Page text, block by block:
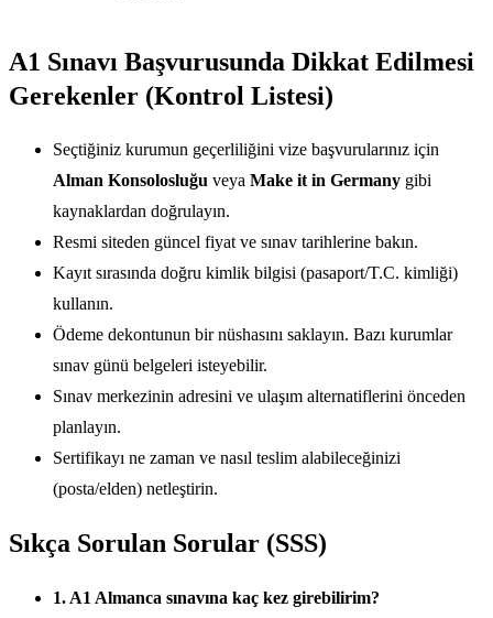
A1 Sınavı Başvurusunda Dikkat Edilmesi
Gerekenler (Kontrol Listesi)
Seçtiğiniz kurumun geçerliliğini vize başvurularınız için
Alman Konsolosluğu veya Make it in Germany gibi
kaynaklardan doğrulayın.
Resmi siteden güncel fiyat ve sınav tarihlerine bakın.
Kayıt sırasında doğru kimlik bilgisi (pasaport/T.C. kimliği)
kullanın.
Ödeme dekontunun bir nüshasını saklayın. Bazı kurumlar
sınav günü belgeleri isteyebilir.
Sınav merkezinin adresini ve ulaşım alternatiflerini önceden
planlayın.
Sertifikayı ne zaman ve nasıl teslim alabileceğinizi
(posta/elden) netleştirin.
Sıkça Sorulan Sorular (SSS)
1. A1 Almanca sınavına kaç kez girebilirim?